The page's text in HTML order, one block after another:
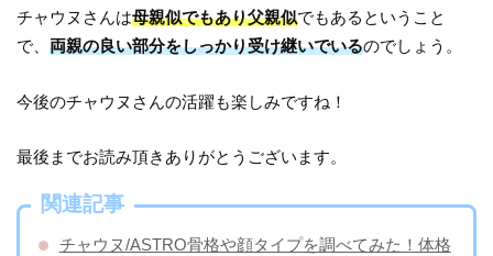
チャウヌさんは母親似でもあり父親似でもあるということ
で、両親の良い部分をしっかり受け継いでいるのでしょう。
今後のチャウヌさんの活躍も楽しみですね！
最後までお読み頂きありがとうございます。
関連記事
チャウヌ/ASTRO骨格や顔タイプを調べてみた！体格